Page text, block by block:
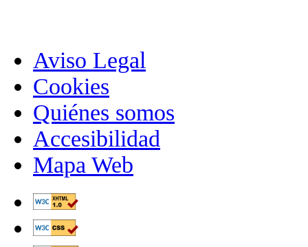
Aviso Legal
Cookies
Quiénes somos
Accesibilidad
Mapa Web